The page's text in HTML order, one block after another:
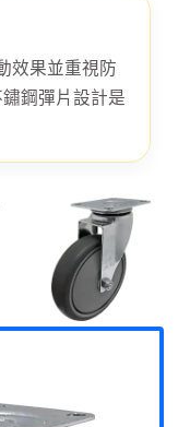
效果並重視防
鋼彈片設計是